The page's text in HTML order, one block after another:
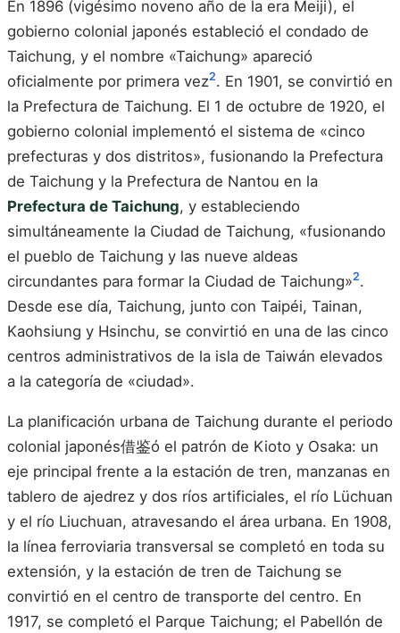
En 1896 (vigésimo noveno año de la era Meiji), el
gobierno colonial japonés estableció el condado de
Taichung, y el nombre «Taichung» apareció
oficialmente por primera vez2. En 1901, se convirtió en
la Prefectura de Taichung. El 1 de octubre de 1920, el
gobierno colonial implementó el sistema de «cinco
prefecturas y dos distritos», fusionando la Prefectura
de Taichung y la Prefectura de Nantou en la
Prefectura de Taichung, y estableciendo
simultáneamente la Ciudad de Taichung, «fusionando
el pueblo de Taichung y las nueve aldeas
circundantes para formar la Ciudad de Taichung»2.
Desde ese día, Taichung, junto con Taipéi, Tainan,
Kaohsiung y Hsinchu, se convirtió en una de las cinco
centros administrativos de la isla de Taiwán elevados
a la categoría de «ciudad».
La planificación urbana de Taichung durante el periodo
colonial japonés借鉴ó el patrón de Kioto y Osaka: un
eje principal frente a la estación de tren, manzanas en
tablero de ajedrez y dos ríos artificiales, el río Lüchuan
y el río Liuchuan, atravesando el área urbana. En 1908,
la línea ferroviaria transversal se completó en toda su
extensión, y la estación de tren de Taichung se
convirtió en el centro de transporte del centro. En
1917, se completó el Parque Taichung; el Pabellón de